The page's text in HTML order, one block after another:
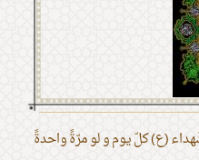
(ع) كلّ يوم و لو مرّةً واحدةً